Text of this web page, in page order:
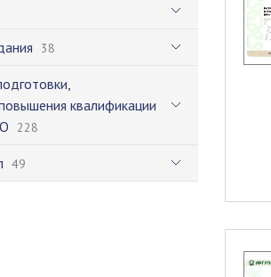
38
квалификации
228
49